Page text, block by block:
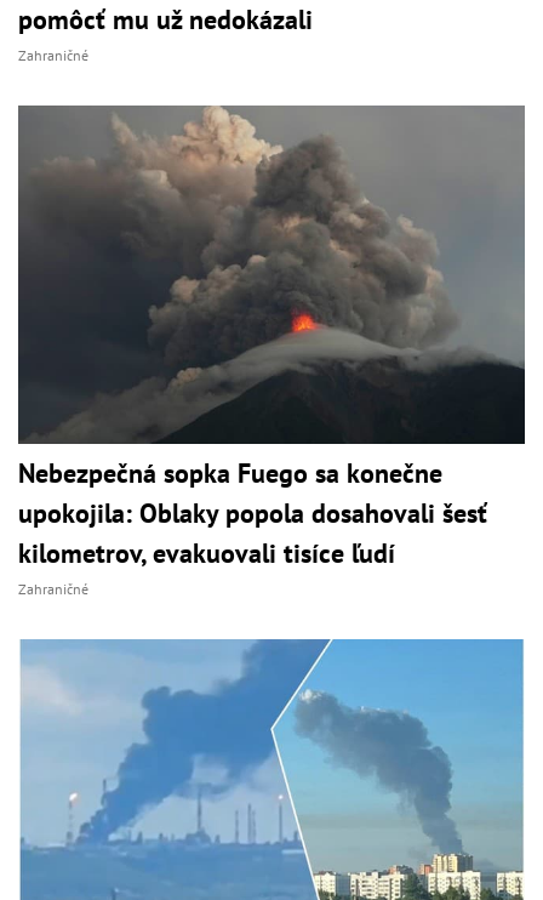
pomôcť mu už nedokázali
Zahraničné
Nebezpečná sopka Fuego sa konečne
upokojila: Oblaky popola dosahovali šesť
kilometrov, evakuovali tisíce ľudí
Zahraničné